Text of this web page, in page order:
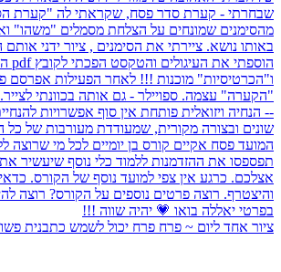
ציור אחד ליום ~ פרח פרח יכול לשמש כתבנית